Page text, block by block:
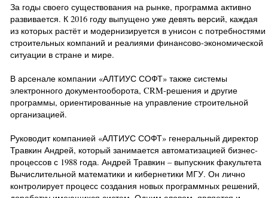
За годы своего существования на рынке, программа активно
развивается. К 2016 году выпущено уже девять версий, каждая
из которых растёт и модернизируется в унисон с потребностями
строительных компаний и реалиями финансово-экономической
ситуации в стране и мире.
В арсенале компании «АЛТИУС СОФТ» также системы
электронного документооборота, CRM-решения и другие
программы, ориентированные на управление строительной
организацией.
Руководит компанией «АЛТИУС СОФТ» генеральный директор
Травкин Андрей, который занимается автоматизацией бизнес-
процессов с 1988 года. Андрей Травкин – выпускник факультета
Вычислительной математики и кибернетики МГУ. Он лично
контролирует процесс создания новых программных решений,